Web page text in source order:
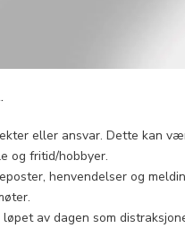
eller ansvar. Dette kan
og fritid/hobbyer.
henvendelser og
av dagen som